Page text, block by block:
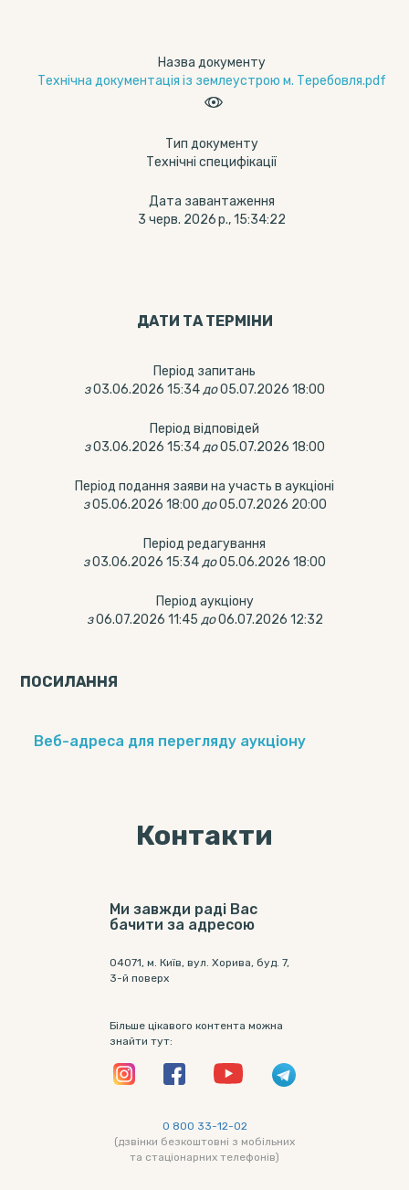
Назва документу
Технічна документація із землеустрою м. Теребовля.pdf
Тип документу
Технічні специфікації
Дата завантаження
3 черв. 2026 р., 15:34:22
ДАТИ ТА ТЕРМIНИ
Період запитань
з03.06.2026 15:34до05.07.2026 18:00
Період відповідей
з03.06.2026 15:34до05.07.2026 18:00
Період подання заяви на участь в аукціоні
з 05.06.2026 18:00 до 05.07.2026 20:00
Період редагування
з03.06.2026 15:34до05.06.2026 18:00
Період аукціону
з 06.07.2026 11:45 до 06.07.2026 12:32
ПОСИЛАННЯ
Веб-адреса для перегляду аукціону
Контакти
Ми завжди раді Вас
бачити за адресою
04071, м. Київ, вул. Хорива, буд. 7,
3-й поверх
Більше цікавого контента можна
знайти тут:
0 800 33-12-02
(дзвінки безкоштовні з мобільних
та стаціонарних телефонів)